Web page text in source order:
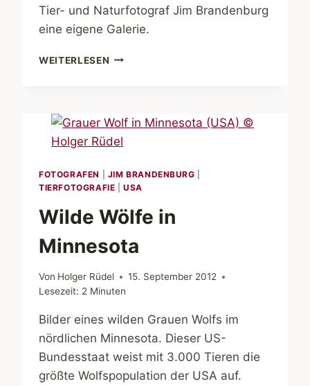
Tier- und Naturfotograf Jim Brandenburg
eine eigene Galerie.
WEITERLESEN DIE
MINNESOTA
FOTOGRAFEN JIM BRANDENBURG
TIERFOTOGRAFIE |USA
Wilde Wölfe in
Minnesota
Von Holger Rüdel
15. September 2012
Lesezeit: 2 Minuten
Bilder eines wilden Grauen Wolfs im
nördlichen Minnesota. Dieser US-
Bundesstaat weist mit 3.000 Tieren die
größte Wolfspopulation der USA auf.